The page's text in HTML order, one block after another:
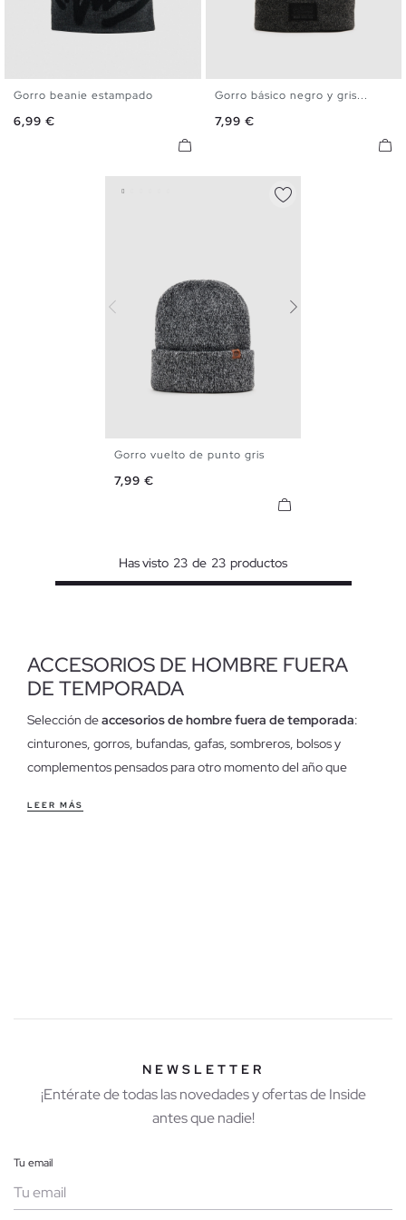
Gorro beanie estampado
Precio
6,99 €
U
Gorro básico negro y gris...
Precio
7,99 €
Gorro vuelto de punto gris
Precio
7,99 €
Has visto 23 de 23 productos
ACCESORIOS DE HOMBRE FUERA
DE TEMPORADA
Selección deaccesorios de hombre fuera de temporada:
cinturones, gorros, bufandas, gafas, sombreros, bolsos y
complementos pensados para otro momento del año que
temporada.
LEER MÁS
NEWSLETTER
¡Entérate de todas las novedades y ofertas de Inside
antes que nadie!
Tu email